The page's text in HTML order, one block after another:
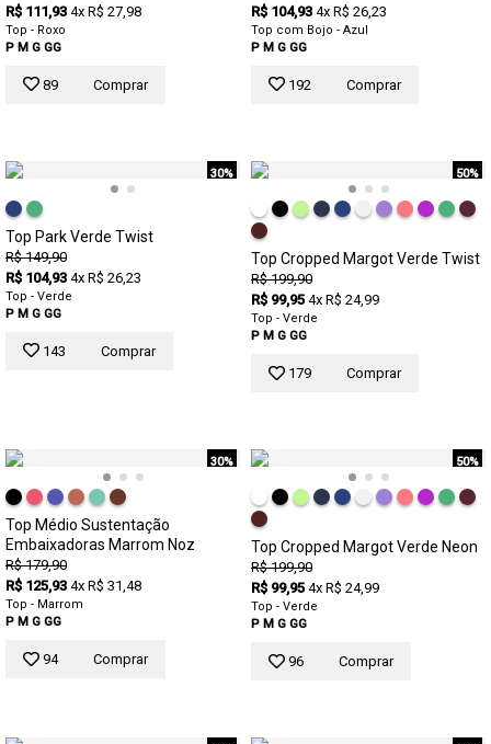
R$ 111,93 4x R$ 27,98
Top - Roxo
P M G GG
89 Comprar
R$ 104,93 4x R$ 26,23
Top com Bojo - Azul
P M G GG
192 Comprar
30%
Top Park Verde Twist
R$ 149,90
R$ 104,93 4x R$ 26,23
Top - Verde
P M G GG
143 Comprar
50%
Top Cropped Margot Verde Twist
R$ 199,90
R$ 99,95 4x R$ 24,99
Top - Verde
P M G GG
179 Comprar
30%
Top Médio Sustentação
Embaixadoras Marrom Noz
R$ 179,90
R$ 125,93 4x R$ 31,48
Top - Marrom
P M G GG
94 Comprar
50%
Top Cropped Margot Verde Neon
R$ 199,90
R$ 99,95 4x R$ 24,99
Top - Verde
P M G GG
96 Comprar